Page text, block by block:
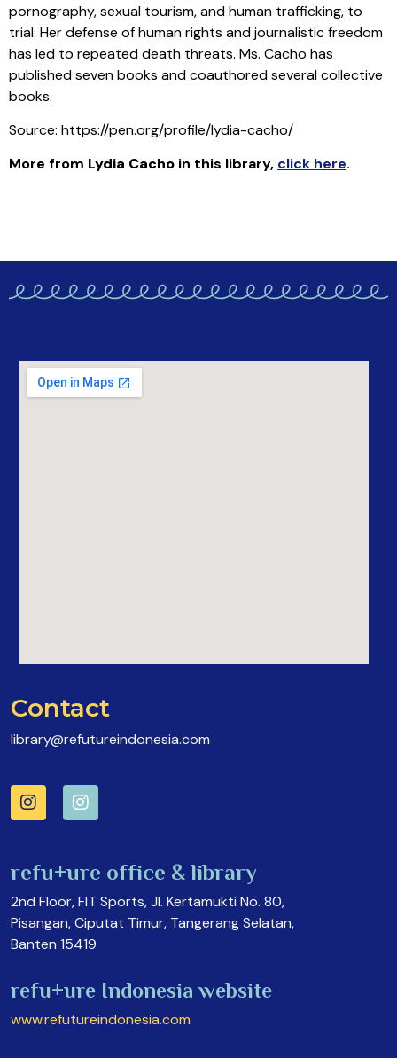
pornography, sexual tourism, and human trafficking, to
trial. Her defense of human rights and journalistic freedom
has led to repeated death threats. Ms. Cacho has
published seven books and coauthored several collective
books.
Source: https://pen.org/profile/lydia-cacho/
More from Lydia Cacho in this library, click here.
Contact
library@refutureindonesia.com
refu+ure office & library
2nd Floor, FIT Sports, Jl. Kertamukti No. 80,
Pisangan, Ciputat Timur, Tangerang Selatan,
Banten 15419
refu+ure Indonesia website
www.refutureindonesia.com